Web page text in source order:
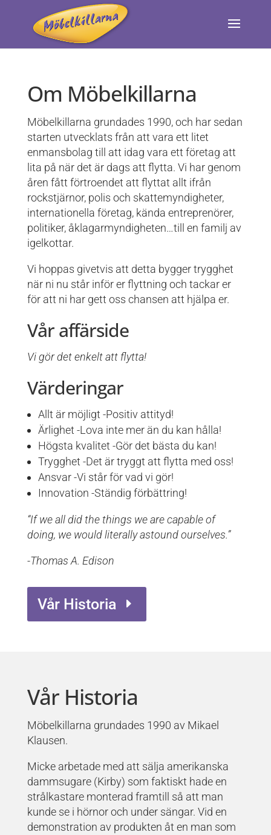
Om Möbelkillarna
Möbelkillarna grundades 1990, och har sedan
starten utvecklats från att vara ett litet
enmansbolag till att idag vara ett företag att
lita på när det är dags att flytta. Vi har genom
åren fått förtroendet att flyttat allt ifrån
rockstjärnor, polis och skattemyndigheter,
internationella företag, kända entreprenörer,
politiker, åklagarmyndigheten…till en familj av
igelkottar.
Vi hoppas givetvis att detta bygger trygghet
när ni nu står inför er flyttning och tackar er
för att ni har gett oss chansen att hjälpa er.
Vår affärside
Vi gör det enkelt att flytta!
Värderingar
Allt är möjligt -Positiv attityd!
Ärlighet -Lova inte mer än du kan hålla!
Högsta kvalitet -Gör det bästa du kan!
Trygghet -Det är tryggt att flytta med oss!
Ansvar -Vi står för vad vi gör!
Innovation -Ständig förbättring!
“If we all did the things we are capable of
doing, we would literally astound ourselves.”
-Thomas A. Edison
Vår Historia
Vår Historia
Möbelkillarna grundades 1990 av Mikael
Klausen.
Micke arbetade med att sälja amerikanska
dammsugare (Kirby) som faktiskt hade en
strålkastare monterad framtill så att man
kunde se i hörnor och under sängar. Vid en
demonstration av produkten åt en man som